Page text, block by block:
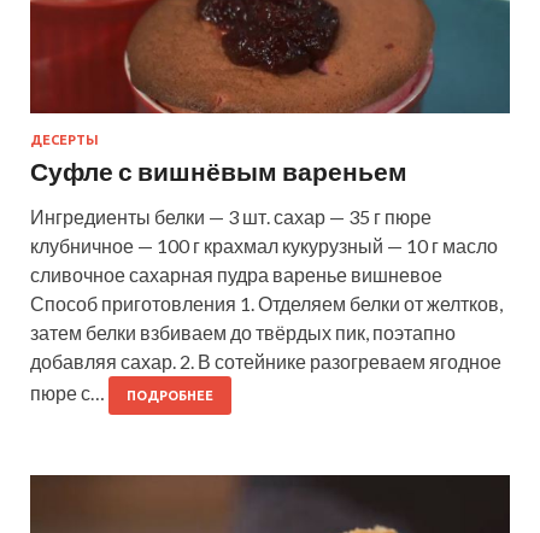
ДЕСЕРТЫ
Суфле с вишнёвым вареньем
Ингредиенты белки — 3 шт. сахар — 35 г пюре
клубничное — 100 г крахмал кукурузный — 10 г масло
сливочное сахарная пудра варенье вишневое
Способ приготовления 1. Отделяем белки от желтков,
затем белки взбиваем до твёрдых пик, поэтапно
добавляя сахар. 2. В сотейнике разогреваем ягодное
пюре с…
ПОДРОБНЕЕ